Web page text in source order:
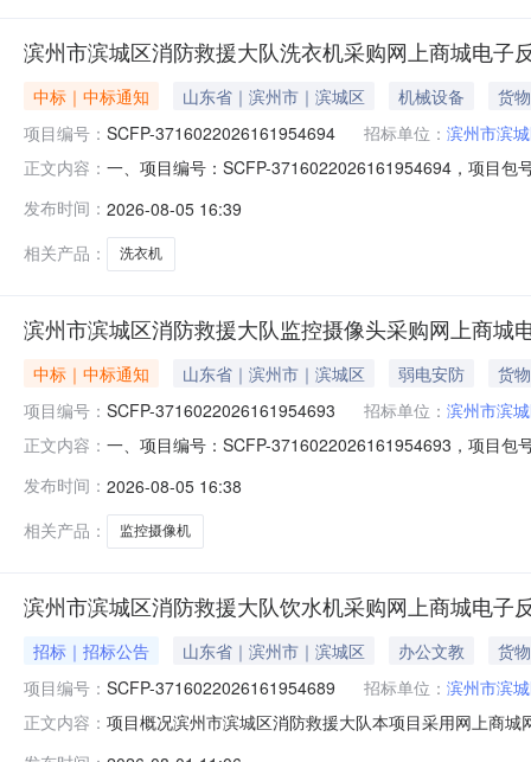
滨州市滨城区消防救援大队洗衣机采购网上商城电子
中标｜中标通知 山东省｜滨州市｜滨城区 机械设备
货物
项目编号： SCFP-3716022026161954694 招标单位： 滨州市滨
正文内容： 一、项目编号：SCFP-3716022026161954694，项目包
总价(元)1洗衣机海尔/HaierXQG100-HBD12516洗衣机
发布时间： 2026-08-05 16:39
相关产品：
洗衣机
滨州市滨城区消防救援大队监控摄像头采购网上商城
中标｜中标通知 山东省｜滨州市｜滨城区 弱电安防
货物
项目编号： SCFP-3716022026161954693 招标单位： 滨州市滨
正文内容： 一、项目编号：SCFP-3716022026161954693，项目包
制单价(元)最高限制总价(元)1监控摄像机萤石/
发布时间： 2026-08-05 16:38
相关产品：
监控摄像机
滨州市滨城区消防救援大队饮水机采购网上商城电子
招标｜招标公告 山东省｜滨州市｜滨城区 办公文教
货物
项目编号： SCFP-3716022026161954689 招标单位： 滨州市滨
正文内容： 项目概况滨州市滨城区消防救援大队本项目采用网上商